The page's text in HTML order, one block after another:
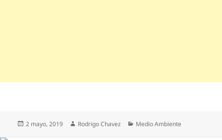
Publicado
2 mayo, 2019 Autor
Rodrigo Chavez Categorías
Medio Ambiente